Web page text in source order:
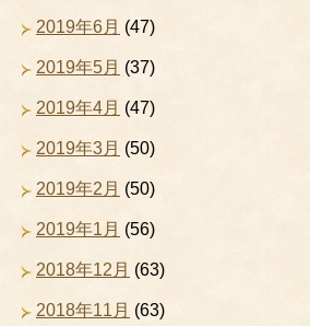
2019年6月 (47)
2019年5月 (37)
2019年4月 (47)
2019年3月 (50)
2019年2月 (50)
2019年1月 (56)
2018年12月 (63)
2018年11月 (63)